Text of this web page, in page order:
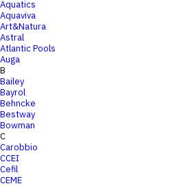
Aquatics
Aquaviva
Art&Natura
Astral
Atlantic Pools
Auga
B
Bailey
Bayrol
Behncke
Bestway
Bowman
C
Carobbio
CCEI
Cefil
CEME